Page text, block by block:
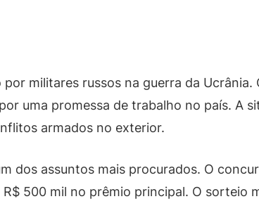
militares russos na guerra da
uma promessa de trabalho no país. A
armados no exterior.
dos assuntos mais procurados. O
500 mil no prêmio principal. O sorteio